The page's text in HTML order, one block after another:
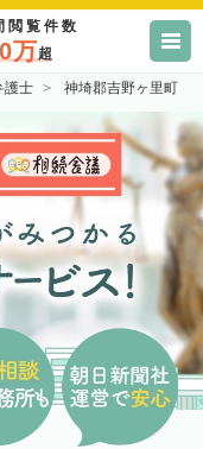
閲覧件数
万超
士 神埼郡吉野ヶ里町